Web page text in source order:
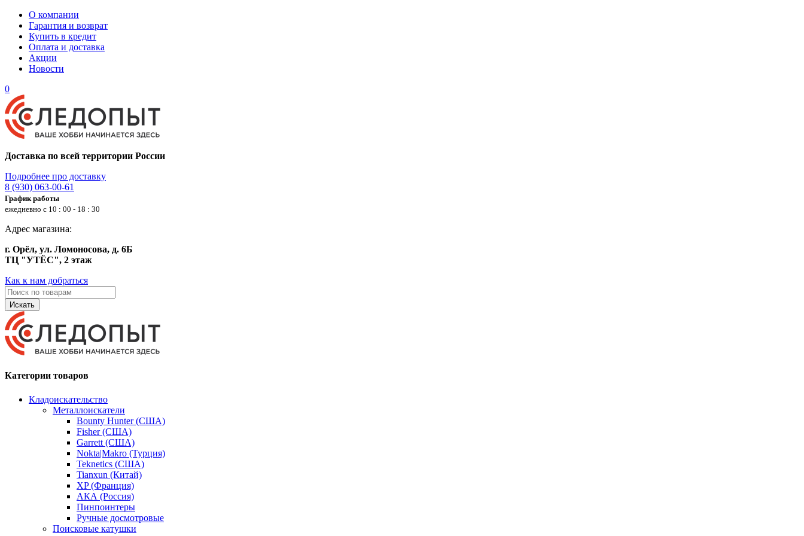
О компании
Гарантия и возврат
Купить в кредит
Оплата и доставка
Акции
Новости
0
Доставка по всей территории России
Подробнее про доставку
8 (930) 063-00-61
График работы
ежедневно с 10 : 00 - 18 : 30
Адрес магазина:
г. Орёл, ул. Ломоносова, д. 6Б
ТЦ "УТЁС", 2 этаж
Как к нам добраться
Искать
Категории товаров
Кладоискательство
Металлоискатели
Bounty Hunter (США)
Fisher (США)
Garrett (США)
Nokta|Makro (Турция)
Teknetics (США)
Tianxun (Китай)
XP (Франция)
АКА (Россия)
Пинпоинтеры
Ручные досмотровые
Поисковые катушки